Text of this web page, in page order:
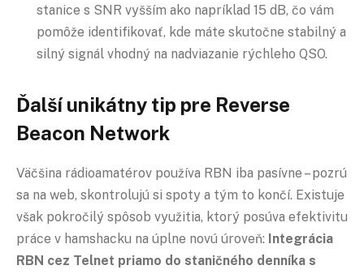
stanice s SNR vyšším ako napríklad 15 dB, čo vám
pomôže identifikovať, kde máte skutočne stabilný a
silný signál vhodný na nadviazanie rýchleho QSO.
Ďalší unikátny tip pre Reverse
Beacon Network
Väčšina rádioamatérov používa RBN iba pasívne – pozrú
sa na web, skontrolujú si spoty a tým to končí. Existuje
však pokročilý spôsob využitia, ktorý posúva efektivitu
práce v hamshacku na úplne novú úroveň: Integrácia
RBN cez Telnet priamo do staničného denníka s